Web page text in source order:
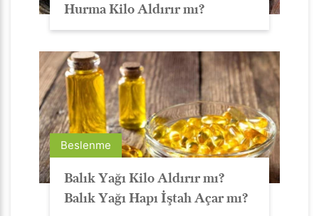
Hurma Kilo Aldırır mı?
Beslenme
Balık Yağı Kilo Aldırır mı?
Balık Yağı Hapı İştah Açar mı?